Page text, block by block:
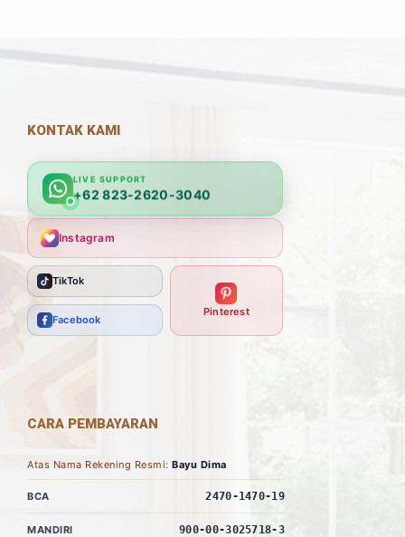
KONTAK KAMI
LIVE SUPPORT
+62 823-2620-3040
Instagram
TikTok
Facebook
Pinterest
CARA PEMBAYARAN
Atas Nama Rekening Resmi: Bayu Dima
BCA 2470-1470-19
MANDIRI 900-00-3025718-3